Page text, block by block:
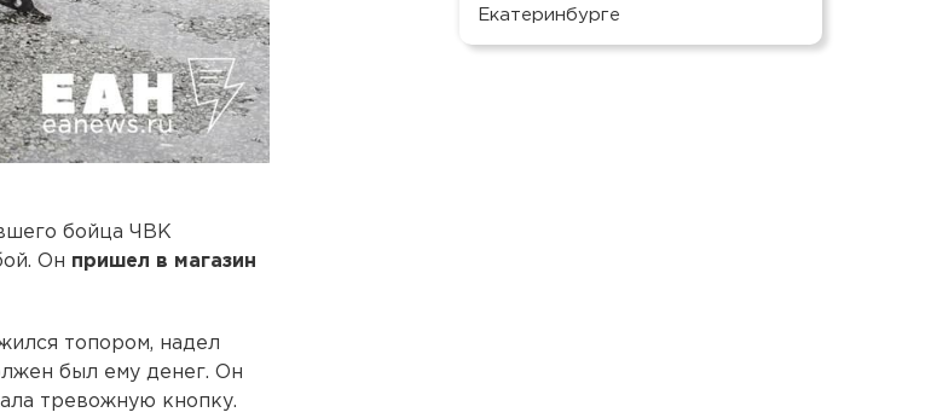
бойца ЧВК
Он пришел в магазин
топором, надел
был ему денег. Он
тревожную кнопку.
Екатеринбурге